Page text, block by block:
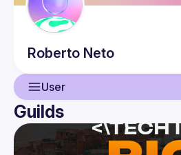
Roberto Neto
User
User
Events
Guilds